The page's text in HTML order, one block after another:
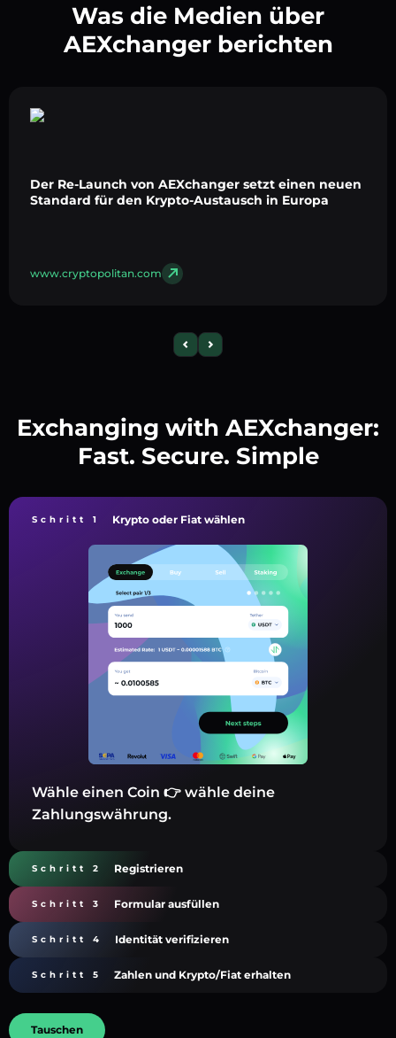
Was die Medien über
AEXchanger berichten
Der Re-Launch von AEXchanger setzt einen neuen
Standard für den Krypto-Austausch in Europa
www.cryptopolitan.com
Exchanging with AEXchanger:
Fast. Secure. Simple
Schritt 1 Krypto oder Fiat wählen
Wähle einen Coin 👉 wähle deine
Zahlungswährung.
Schritt 2 Registrieren
Schritt 3 Formular ausfüllen
Schritt 4 Identität verifizieren
Schritt 5 Zahlen und Krypto/Fiat erhalten
Tauschen